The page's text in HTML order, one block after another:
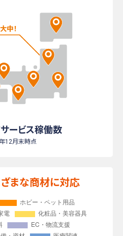
ービス稼働数
12月末時点
ざまな商材に対応